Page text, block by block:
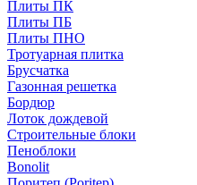
Плиты ПК
Плиты ПБ
Плиты ПНО
Тротуарная плитка
Брусчатка
Газонная решетка
Бордюр
Лоток дождевой
Строительные блоки
Пеноблоки
Bonolit